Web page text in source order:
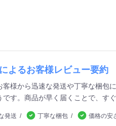
よるお客様レビュー要約
客様から迅速な発送や丁寧な梱包
です。商品が早く届くことで、す
発送 丁寧な梱包 価格の安